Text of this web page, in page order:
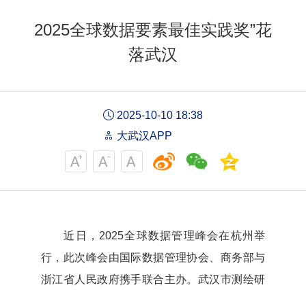
2025全球数据要素最佳实践奖”花
落武汉
2025-10-10 18:38
大武汉APP
近日，2025全球数据管理峰会在杭州举
行，此次峰会由国际数据管理协会、商务部与
浙江省人民政府携手联合主办。武汉市测绘研